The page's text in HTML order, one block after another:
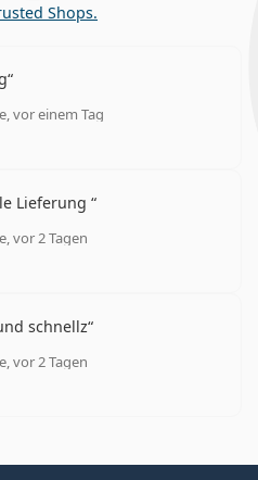
Shops.
vor einem Tag
5 aus 5
Lieferung
vor 2 Tagen
5 aus 5
schnellz
vor 2 Tagen
5 aus 5